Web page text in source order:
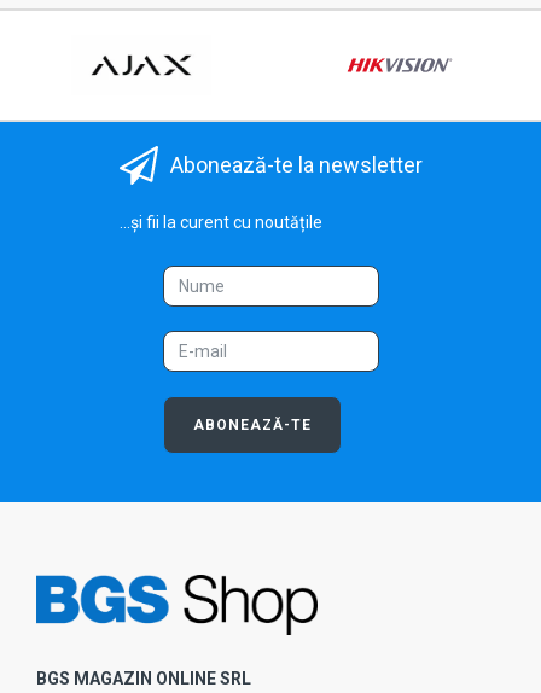
Abonează-te la newsletter
...și fii la curent cu noutățile
ABONEAZĂ-TE
BGS MAGAZIN ONLINE SRL